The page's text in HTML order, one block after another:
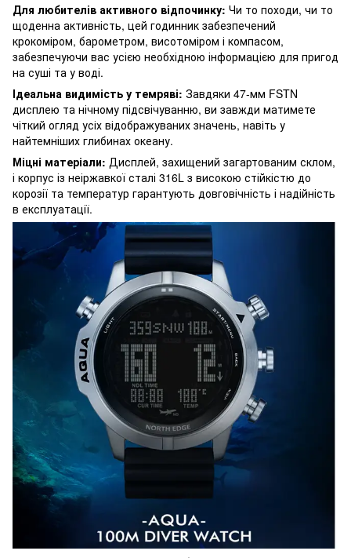
Для любителів активного відпочинку: Чи то походи, чи то
щоденна активність, цей годинник забезпечений
крокоміром, барометром, висотоміром і компасом,
забезпечуючи вас усією необхідною інформацією для пригод
на суші та у воді.
Ідеальна видимість у темряві: Завдяки 47-мм FSTN
дисплею та нічному підсвічуванню, ви завжди матимете
чіткий огляд усіх відображуваних значень, навіть у
найтемніших глибинах океану.
Міцні матеріали: Дисплей, захищений загартованим склом,
і корпус із неіржавкої сталі 316L з високою стійкістю до
корозії та температур гарантують довговічність і надійність
в експлуатації.